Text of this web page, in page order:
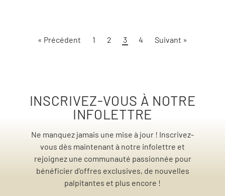
« Précédent 1 2 3 4 Suivant »
INSCRIVEZ-VOUS À NOTRE
INFOLETTRE
Ne manquez jamais une mise à jour ! Inscrivez-
vous dès maintenant à notre infolettre et
rejoignez une communauté passionnée pour
bénéficier d'offres exclusives, de nouvelles
palpitantes et plus encore !